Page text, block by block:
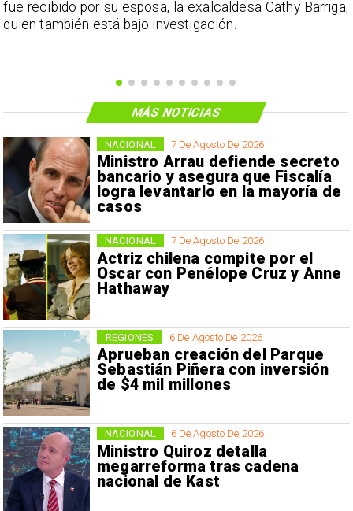
fue recibido por su esposa, la exalcaldesa Cathy Barriga,
quien también está bajo investigación.
7 De Agosto De 2026
Ministro Arrau defiende secreto
bancario y asegura que Fiscalía
logra levantarlo en la mayoría de
casos
NACIONAL
7 De Agosto De 2026
Actriz chilena compite por el
Oscar con Penélope Cruz y Anne
Hathaway
NACIONAL
6 De Agosto De 2026
Aprueban creación del Parque
Sebastián Piñera con inversión
de $4 mil millones
REGIONES
6 De Agosto De 2026
Ministro Quiroz detalla
megarreforma tras cadena
nacional de Kast
NACIONAL
MÁS NOTICIAS